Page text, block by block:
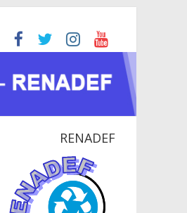
national
RENADEF